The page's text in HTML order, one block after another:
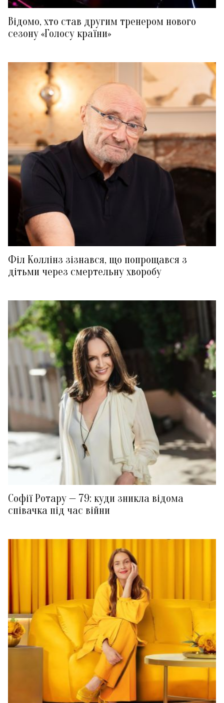
Відомо, хто став другим тренером нового
сезону «Голосу країни»
Філ Коллінз зізнався, що попрощався з
дітьми через смертельну хворобу
Софії Ротару — 79: куди зникла відома
співачка під час війни